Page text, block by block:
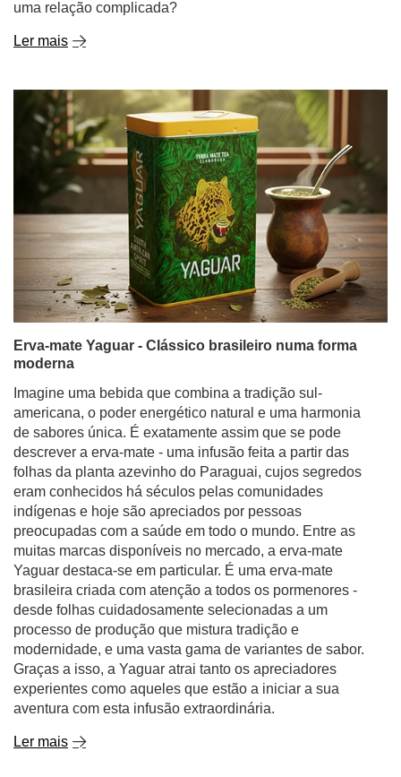
uma relação complicada?
Ler mais
Erva-mate Yaguar - Clássico brasileiro numa forma
moderna
Imagine uma bebida que combina a tradição sul-
americana, o poder energético natural e uma harmonia
de sabores única. É exatamente assim que se pode
descrever a erva-mate - uma infusão feita a partir das
folhas da planta azevinho do Paraguai, cujos segredos
eram conhecidos há séculos pelas comunidades
indígenas e hoje são apreciados por pessoas
preocupadas com a saúde em todo o mundo. Entre as
muitas marcas disponíveis no mercado, a erva-mate
Yaguar destaca-se em particular. É uma erva-mate
brasileira criada com atenção a todos os pormenores -
desde folhas cuidadosamente selecionadas a um
processo de produção que mistura tradição e
modernidade, e uma vasta gama de variantes de sabor.
Graças a isso, a Yaguar atrai tanto os apreciadores
experientes como aqueles que estão a iniciar a sua
aventura com esta infusão extraordinária.
Ler mais